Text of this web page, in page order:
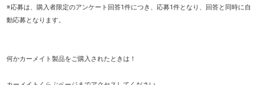
※応募は、購入者限定のアンケート回答1件につき、応募1件となり、回答と同時に自
動応募となります。
何かカーメイト製品をご購入されたときは！